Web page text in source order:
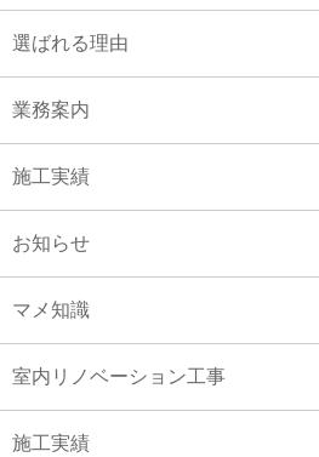
選ばれる理由
業務案内
施工実績
お知らせ
マメ知識
室内リノベーション工事
施工実績